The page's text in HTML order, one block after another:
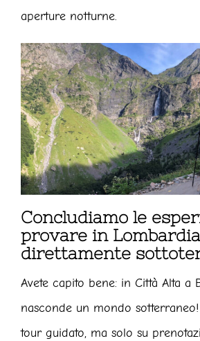
aperture notturne.
Concludiamo le
provare in
direttamente
Avete capito bene: in Città Alta a
nasconde un mondo
tour guidato, ma solo su